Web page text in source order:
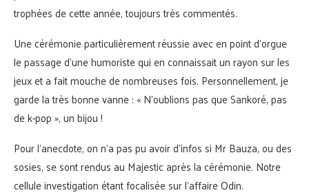
trophées de cette année, toujours très commentés.
Une cérémonie particulièrement réussie avec en point d’orgue
le passage d’une humoriste qui en connaissait un rayon sur les
jeux et a fait mouche de nombreuses fois. Personnellement, je
garde la très bonne vanne : « N’oublions pas que Sankoré, pas
de k-pop », un bijou !
Pour l’anecdote, on n’a pas pu avoir d’infos si Mr Bauza, ou des
sosies, se sont rendus au Majestic après la cérémonie. Notre
cellule investigation étant focalisée sur l’affaire Odin.